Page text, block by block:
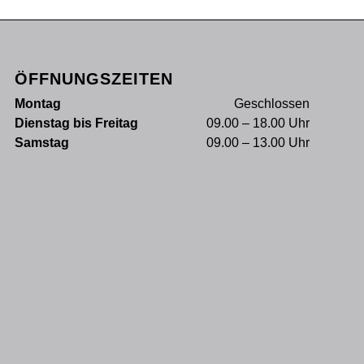
ÖFFNUNGSZEITEN
Montag
Geschlossen
Dienstag bis Freitag
09.00 – 18.00 Uhr
Samstag
09.00 – 13.00 Uhr